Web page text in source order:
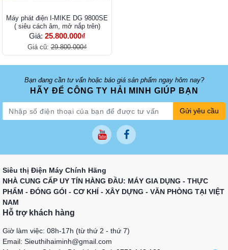
Máy phát điện I-MIKE DG 9800SE
( siêu cách âm, mở nắp trên)
Giá: 25.800.000₫
Giá cũ:29.800.000₫
Bạn đang cần tư vấn hoặc báo giá sản phẩm ngay hôm nay?
HÃY ĐỂ CÔNG TY HẢI MINH GIÚP BẠN
Gửi yêu cầu
Siêu thị Điện Máy Chính Hãng
NHÀ CUNG CẤP UY TÍN HÀNG ĐẦU: MÁY GIA DỤNG - THỰC
PHẨM - ĐÓNG GÓI - CƠ KHÍ - XÂY DỰNG - VĂN PHÒNG TẠI VIỆT
NAM
Hỗ trợ khách hàng
Giờ làm việc: 08h-17h (từ thứ 2 - thứ 7)
Email: Sieuthihaiminh@gmail.com